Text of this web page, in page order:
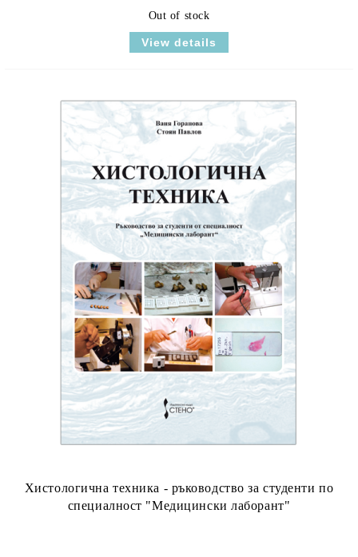
Out of stock
View details
Хистологична техника - ръководство за студенти по
специалност "Медицински лаборант"